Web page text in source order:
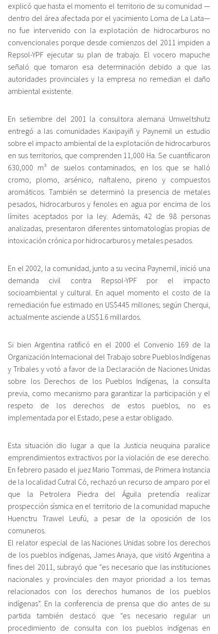
explicó que hasta el momento el territorio de su comunidad —
dentro del área afectada por el yacimiento Loma de La Lata—
no fue intervenido con la explotación de hidrocarburos no
convencionales porque desde comienzos del 2011 impiden a
Repsol-YPF ejecutar su plan de trabajo. El vocero mapuche
señaló que tomaron esa determinación debido a que las
autoridades provinciales y la empresa no remedian el daño
ambiental existente.
En setiembre del 2001 la consultora alemana Umweltshutz
entregó a las comunidades Kaxipayiñ y Paynemil un estudio
sobre el impacto ambiental de la explotación de hidrocarburos
en sus territorios, que comprenden 11,000 Ha. Se cuantificaron
630,000 m³ de suelos contaminados, en los que se halló
cromo, plomo, arsénico, naftaleno, pireno y compuestos
aromáticos. También se determinó la presencia de metales
pesados, hidrocarburos y fenoles en agua por encima de los
límites aceptados por la ley. Además, 42 de 98 personas
analizadas, presentaron diferentes sintomatologías propias de
intoxicación crónica por hidrocarburos y metales pesados.
En el 2002, la comunidad, junto a su vecina Paynemil, inició una
demanda civil contra Repsol-YPF por el impacto
socioambiental y cultural. En aquel momento el costo de la
remediación fue estimado en US$445 millones; según Cherqui,
actualmente asciende a US$1.6 millardos.
Si bien Argentina ratificó en el 2000 el Convenio 169 de la
Organización Internacional del Trabajo sobre Pueblos Indígenas
y Tribales y votó a favor de la Declaración de Naciones Unidas
sobre los Derechos de los Pueblos Indígenas, la consulta
previa, como mecanismo para garantizar la participación y el
respeto de los derechos de estos pueblos, no es
implementada por el Estado, pese a estar obligado.
Esta situación dio lugar a que la Justicia neuquina paralice
emprendimientos extractivos por la violación de ese derecho.
En febrero pasado el juez Mario Tommasi, de Primera Instancia
de la localidad Cutral Có, rechazó un recurso de amparo por el
que la Petrolera Piedra del Águila pretendía realizar
prospección sísmica en el territorio de la comunidad mapuche
Huenctru Trawel Leufú, a pesar de la oposición de los
comuneros.
El relator especial de las Naciones Unidas sobre los derechos
de los pueblos indígenas, James Anaya, que visitó Argentina a
fines del 2011, subrayó que “es necesario que las instituciones
nacionales y provinciales den mayor prioridad a los temas
relacionados con los derechos humanos de los pueblos
indígenas”. En la conferencia de prensa que dio antes de su
partida también destacó que “es necesario regular un
procedimiento de consulta con los pueblos indígenas en